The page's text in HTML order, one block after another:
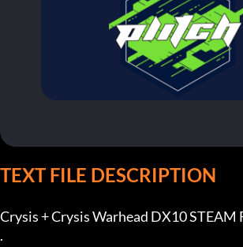
TEXT FILE DESCRIPTION
Crysis + Crysis Warhead DX10 STEAM
.